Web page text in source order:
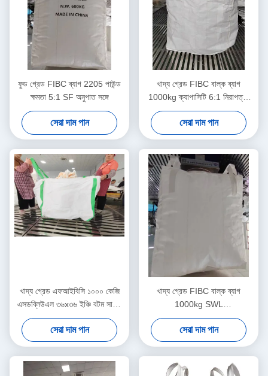
ফুড গ্রেড FIBC ব্যাগ 2205 পাউন্ড
ক্ষমতা 5:1 SF অনুপাত সঙ্গে
সেরা দাম পান
খাদ্য গ্রেড FIBC বাল্ক ব্যাগ
1000kg ক্যাপাসিটি 6:1 নিরাপত্তা
অনুপাত
সেরা দাম পান
খাদ্য গ্রেড এফআইবিসি ১০০০ কেজি
এসডব্লিউএল ৩৬x৩৬ ইঞ্চি বটম সাইজ
সহ
সেরা দাম পান
খাদ্য গ্রেড FIBC বাল্ক ব্যাগ
1000kg SWL
100x100x120cm
সেরা দাম পান